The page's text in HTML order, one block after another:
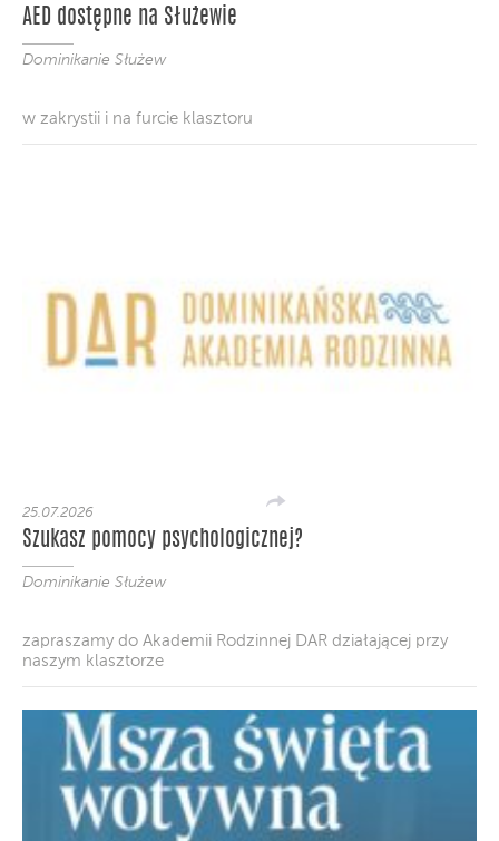
AED dostępne na Służewie
Dominikanie Służew
w zakrystii i na furcie klasztoru
25.07.2026
Szukasz pomocy psychologicznej?
Dominikanie Służew
zapraszamy do Akademii Rodzinnej DAR działającej przy
naszym klasztorze